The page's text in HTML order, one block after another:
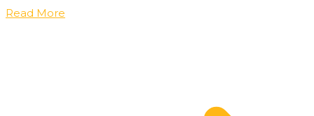
Read More